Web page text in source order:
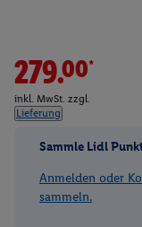
279.00*
inkl. MwSt. zzgl.
Lieferung
Sammle Lidl
Anmelden oder
sammeln.